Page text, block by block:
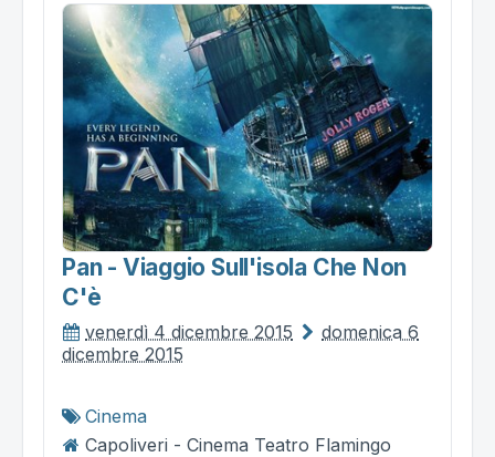
Pan - Viaggio Sull'isola Che Non
C'è
venerdì 4 dicembre 2015
domenica 6
dicembre 2015
Cinema
Capoliveri - Cinema Teatro Flamingo